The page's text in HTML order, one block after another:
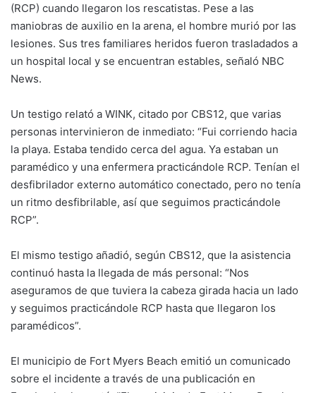
(RCP) cuando llegaron los rescatistas. Pese a las
maniobras de auxilio en la arena, el hombre murió por las
lesiones. Sus tres familiares heridos fueron trasladados a
un hospital local y se encuentran estables, señaló NBC
News.
Un testigo relató a WINK, citado por CBS12, que varias
personas intervinieron de inmediato: “Fui corriendo hacia
la playa. Estaba tendido cerca del agua. Ya estaban un
paramédico y una enfermera practicándole RCP. Tenían el
desfibrilador externo automático conectado, pero no tenía
un ritmo desfibrilable, así que seguimos practicándole
RCP”.
El mismo testigo añadió, según CBS12, que la asistencia
continuó hasta la llegada de más personal: “Nos
aseguramos de que tuviera la cabeza girada hacia un lado
y seguimos practicándole RCP hasta que llegaron los
paramédicos”.
El municipio de Fort Myers Beach emitió un comunicado
sobre el incidente a través de una publicación en